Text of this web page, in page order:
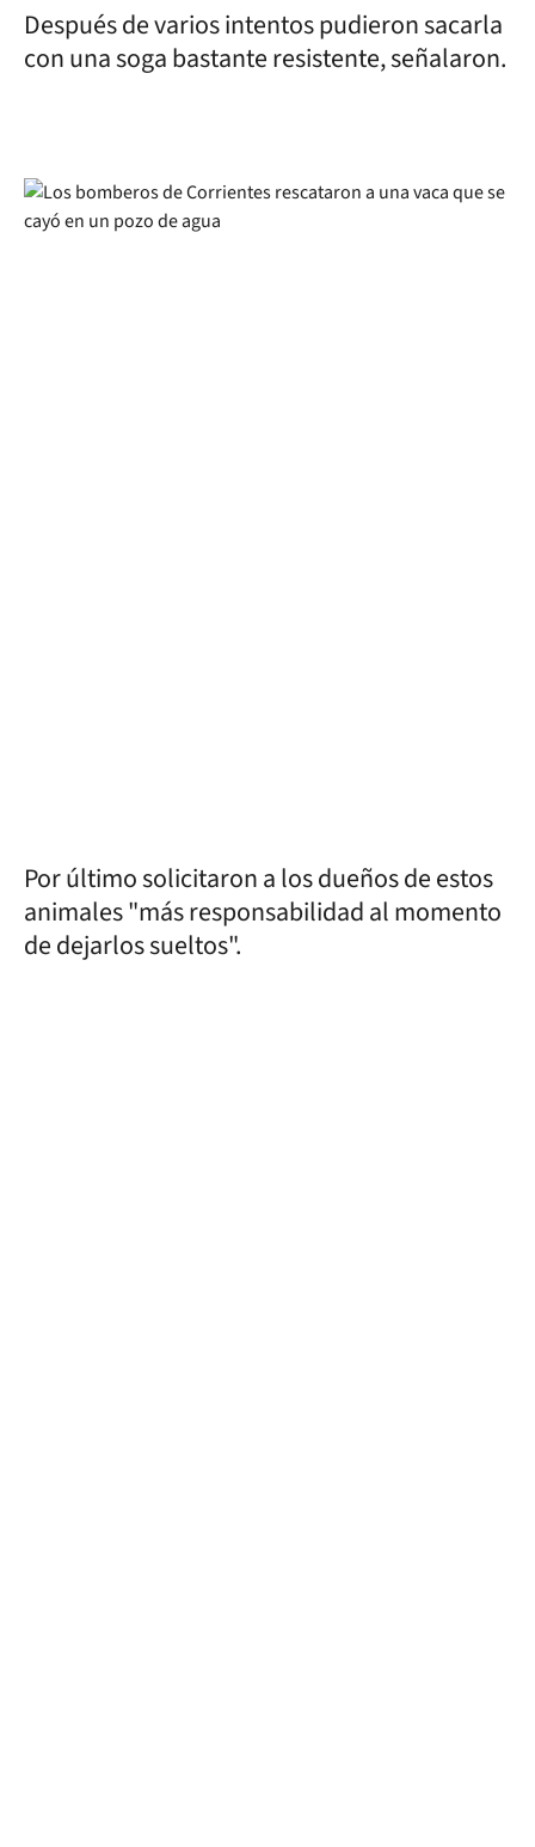
Después de varios intentos pudieron sacarla
con una soga bastante resistente, señalaron.
Por último solicitaron a los dueños de estos
animales "más responsabilidad al momento
de dejarlos sueltos".